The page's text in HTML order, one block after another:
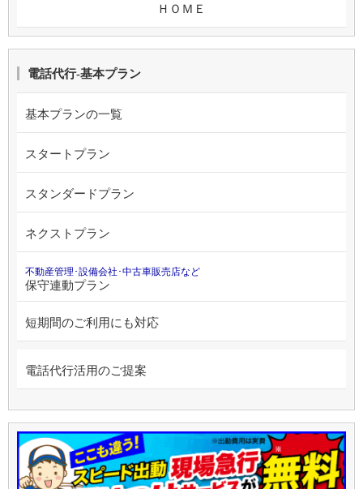
ＨＯＭＥ
電話代行-基本プラン
基本プランの一覧
スタートプラン
スタンダードプラン
ネクストプラン
不動産管理･設備会社･中古車販売店など
保守連動プラン
短期間のご利用にも対応
電話代行活用のご提案